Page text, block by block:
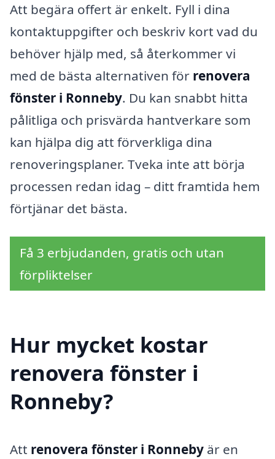
Att begära offert är enkelt. Fyll i dina
kontaktuppgifter och beskriv kort vad du
behöver hjälp med, så återkommer vi
med de bästa alternativen för renovera
fönster i Ronneby. Du kan snabbt hitta
pålitliga och prisvärda hantverkare som
kan hjälpa dig att förverkliga dina
renoveringsplaner. Tveka inte att börja
processen redan idag – ditt framtida hem
förtjänar det bästa.
Få 3 erbjudanden, gratis och utan
förpliktelser
Hur mycket kostar
renovera fönster i
Ronneby?
Att renovera fönster i Ronneby är en